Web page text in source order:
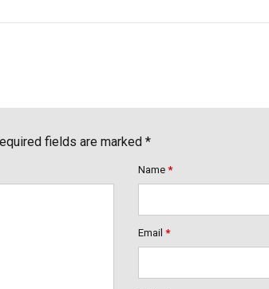
fields are marked *
Name *
Email *